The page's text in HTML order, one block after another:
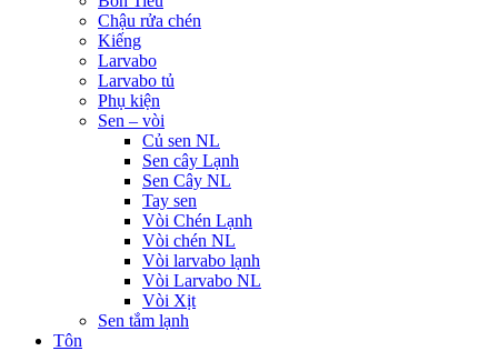
Chậu rửa chén
Kiếng
Larvabo
Larvabo tủ
Phụ kiện
Sen – vòi
Củ sen NL
Sen cây Lạnh
Sen Cây NL
Tay sen
Vòi Chén Lạnh
Vòi chén NL
Vòi larvabo lạnh
Vòi Larvabo NL
Vòi Xịt
Sen tắm lạnh
Tôn